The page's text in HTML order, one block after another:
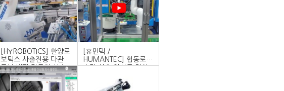
[HYROBOTICS] 한양로
보틱스 사출전용 다관절
로봇 범퍼 자동화 시스
템 영상!
[휴먼텍 /
HUMANTEC] 협동로봇
수직 사출 인서트 영상